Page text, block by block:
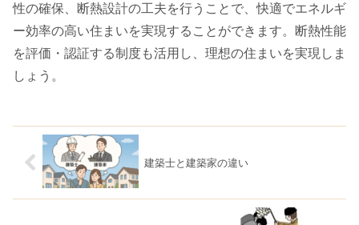
性の確保、断熱設計の工夫を行うことで、快適でエネルギ
ー効率の高い住まいを実現することができます。断熱性能
を評価・認証する制度も活用し、理想の住まいを実現しま
しょう。
建築士と建築家の違い